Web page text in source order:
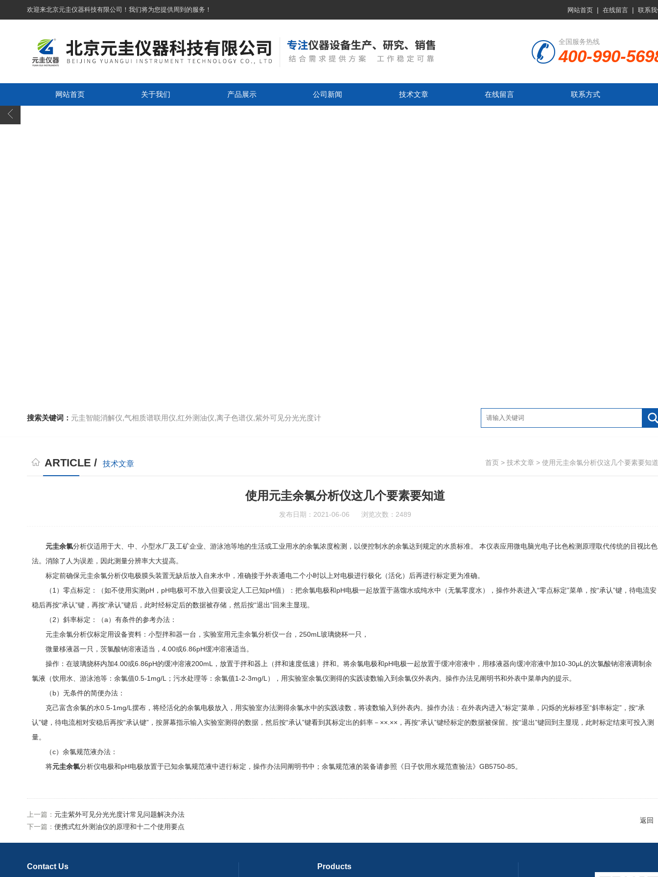
欢迎来北京元圭仪器科技有限公司！我们将为您提供周到的服务！ 网站首页 | 在线留言 | 联系
全国服务热线
400-990-
网站首页 关于我们 产品展示 公司新闻 技术文章 在线留言 联系方式
搜索关键词： 元圭智能消解仪,气相质谱联用仪,红外测油仪,离子色谱仪,紫外可见分光光度计
ARTICLE / 技术文章 首页 > 技术文章 > 使用元圭余氯分析仪这几个要素要知道
使用元圭余氯分析仪这几个要素要知道
发布日期：2021-06-06 浏览次数：2489
元圭余氯分析仪适用于大、中、小型水厂及工矿企业、游泳池等地的生活或工业用水的余氯浓度检测，以便控制水的余氯达到规定的水质标准。 本仪表应用微电脑光电子比色检测原理取代传统的目视比色
法。消除了人为误差，因此测量分辨率大大提高。
标定前确保元圭余氯分析仪电极膜头装置无缺后放入自来水中，准确接于外表通电二个小时以上对电极进行极化（活化）后再进行标定更为准确。
（1）零点标定：（如不使用实测pH，pH电极可不放入但要设定人工已知pH值）：把余氯电极和pH电极一起放置于蒸馏水或纯水中（无氯零度水），操作外表进入“零点标定”菜单，按“承认”键，待电流安
稳后再按“承认”键，再按“承认”键后，此时经标定后的数据被存储，然后按“退出”回来主显现。
（2）斜率标定：（a）有条件的参考办法：
元圭余氯分析仪标定用设备资料：小型拌和器一台，实验室用元圭余氯分析仪一台，250mL玻璃烧杯一只，
微量移液器一只，茨氯酸钠溶液适当，4.00或6.86pH缓冲溶液适当。
操作：在玻璃烧杯内加4.00或6.86pH的缓冲溶液200mL，放置于拌和器上（拌和速度低速）拌和。将余氯电极和pH电极一起放置于缓冲溶液中，用移液器向缓冲溶液中加10-30μL的次氯酸钠溶液调制余
氯液（饮用水、游泳池等：余氯值0.5-1mg/L；污水处理等：余氯值1-2-3mg/L），用实验室余氯仪测得的实践读数输入到余氯仪外表内。操作办法见阐明书和外表中菜单内的提示。
（b）无条件的简便办法：
克己富含余氯的水0.5-1mg/L摆布，将经活化的余氯电极放入，用实验室办法测得余氯水中的实践读数，将读数输入到外表内。操作办法：在外表内进入“标定”菜单，闪烁的光标移至“斜率标定”，按“承
认”键，待电流相对安稳后再按“承认键”，按屏幕指示输入实验室测得的数据，然后按“承认”键看到其标定出的斜率－××.××，再按“承认”键经标定的数据被保留。按“退出”键回到主显现，此时标定结束可投入测
量。
（c）余氯规范液办法：
将元圭余氯分析仪电极和pH电极放置于已知余氯规范液中进行标定，操作办法同阐明书中；余氯规范液的装备请参照《日子饮用水规范查验法》GB5750-85。
上一篇： 元圭紫外可见分光光度计常见问题解决办法
下一篇： 便携式红外测油仪的原理和十二个使用要点
返回
Contact Us Products